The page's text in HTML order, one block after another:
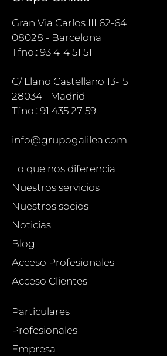
Gran Via Carlos III 62-64
08028 - Barcelona
Tfno.: 93 414 51 51
C/ Llano Castellano 13-15
28034 - Madrid
Tfno.: 91 435 27 59
info@grupogalilea.com
Lo que nos diferencia
Nuestros servicios
Nuestros socios
Noticias
Blog
Acceso Profesionales
Acceso Clientes
Particulares
Profesionales
Empresa